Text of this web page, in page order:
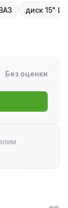
диск 15"
Без оценки